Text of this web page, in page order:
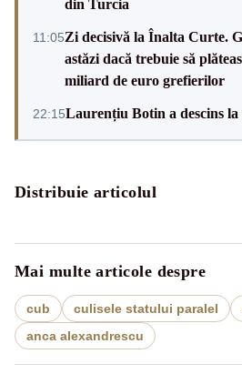
din Turcia
11:05Zi decisivă la Înalta Curte.
astăzi dacă trebuie să
miliard de euro grefierilor
22:15Laurențiu Botin a descins
Distribuie articolul
Mai multe articole despre
cub culisele statului paralel
anca alexandrescu